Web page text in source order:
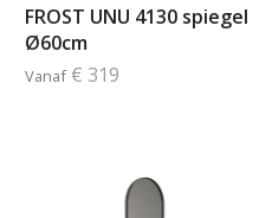
FROST UNU 4130 spiegel
Ø60cm
Vanaf € 319